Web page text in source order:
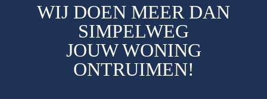
WIJ DOEN MEER DAN
SIMPELWEG
JOUW WONING
ONTRUIMEN!